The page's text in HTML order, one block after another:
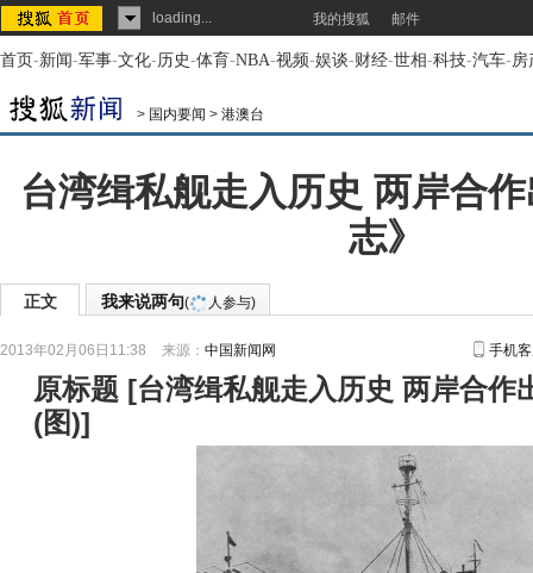
loading... 我的搜狐 邮件
首页-新闻-军事-文化-历史-体育-NBA-视频-娱谈-财经-世相-科技-汽车-房
> 国内要闻 > 港澳台
台湾缉私舰走入历史 两岸合
志》
正文 我来说两句( 人参与)
2013年02月06日11:38 来源： 中国新闻网 手机
原标题 [台湾缉私舰走入历史 两岸合作
(图)]